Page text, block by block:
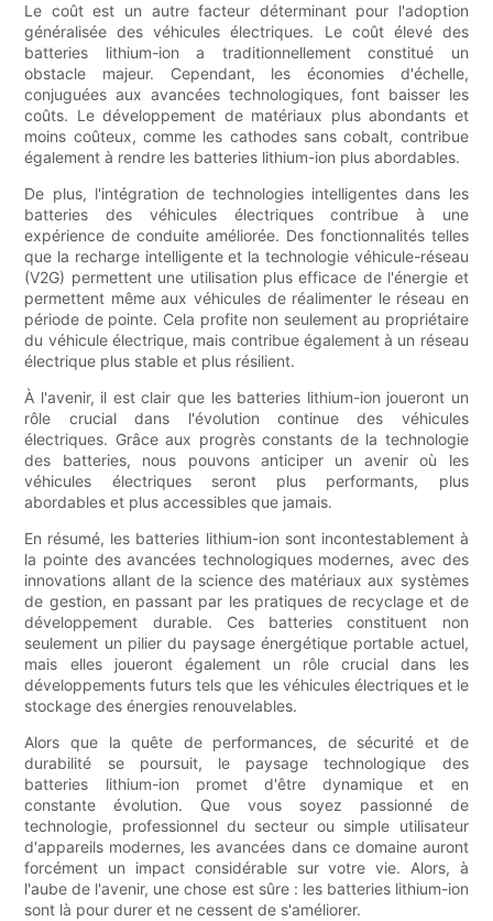
Le coût est un autre facteur déterminant pour l'adoption
généralisée des véhicules électriques. Le coût élevé des
batteries lithium-ion a traditionnellement constitué un
obstacle majeur. Cependant, les économies d'échelle,
conjuguées aux avancées technologiques, font baisser les
coûts. Le développement de matériaux plus abondants et
moins coûteux, comme les cathodes sans cobalt, contribue
également à rendre les batteries lithium-ion plus abordables.
De plus, l'intégration de technologies intelligentes dans les
batteries des véhicules électriques contribue à une
expérience de conduite améliorée. Des fonctionnalités telles
que la recharge intelligente et la technologie véhicule-réseau
(V2G) permettent une utilisation plus efficace de l'énergie et
permettent même aux véhicules de réalimenter le réseau en
période de pointe. Cela profite non seulement au propriétaire
du véhicule électrique, mais contribue également à un réseau
électrique plus stable et plus résilient.
À l'avenir, il est clair que les batteries lithium-ion joueront un
rôle crucial dans l'évolution continue des véhicules
électriques. Grâce aux progrès constants de la technologie
des batteries, nous pouvons anticiper un avenir où les
véhicules électriques seront plus performants, plus
abordables et plus accessibles que jamais.
En résumé, les batteries lithium-ion sont incontestablement à
la pointe des avancées technologiques modernes, avec des
innovations allant de la science des matériaux aux systèmes
de gestion, en passant par les pratiques de recyclage et de
développement durable. Ces batteries constituent non
seulement un pilier du paysage énergétique portable actuel,
mais elles joueront également un rôle crucial dans les
développements futurs tels que les véhicules électriques et le
stockage des énergies renouvelables.
Alors que la quête de performances, de sécurité et de
durabilité se poursuit, le paysage technologique des
batteries lithium-ion promet d'être dynamique et en
constante évolution. Que vous soyez passionné de
technologie, professionnel du secteur ou simple utilisateur
d'appareils modernes, les avancées dans ce domaine auront
forcément un impact considérable sur votre vie. Alors, à
l'aube de l'avenir, une chose est sûre : les batteries lithium-ion
sont là pour durer et ne cessent de s'améliorer.